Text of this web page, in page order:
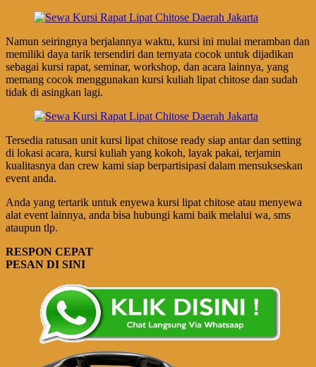
Namun seiringnya berjalannya waktu, kursi ini mulai meramban dan
memiliki daya tarik tersendiri dan ternyata cocok untuk dijadikan
sebagai kursi rapat, seminar, workshop, dan acara lainnya, yang
memang cocok menggunakan kursi kuliah lipat chitose dan sudah
tidak di asingkan lagi.
Tersedia ratusan unit kursi lipat chitose ready siap antar dan setting
di lokasi acara, kursi kuliah yang kokoh, layak pakai, terjamin
kualitasnya dan crew kami siap berpartisipasi dalam mensukseskan
event anda.
Anda yang tertarik untuk enyewa kursi lipat chitose atau menyewa
alat event lainnya, anda bisa hubungi kami baik melalui wa, sms
ataupun tlp.
RESPON CEPAT
PESAN DI SINI